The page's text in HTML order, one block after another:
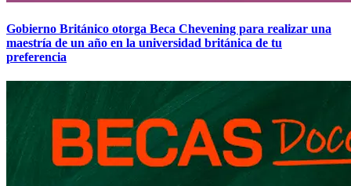
Gobierno Británico otorga Beca Chevening para realizar una
maestría de un año en la universidad británica de tu
preferencia